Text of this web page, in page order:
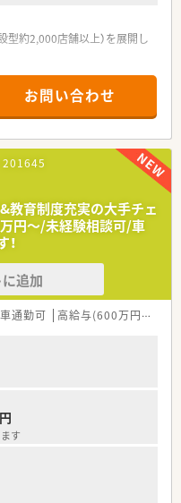
約2,000店舗以上）を展開し
経験の少ない方でも500万前
研修や外部組織と連携した研
躍できるキャリアパスが多
ーや営業部長等のマネジメン
スペシャリストを目指すこ
等の本社スタッフなど活動領
、在宅医療へもしっかりと関
。
バランスが整っています
引制度など嬉しいメリットも
お問い合わせ
201645
教育制度充実の大手チェ
円～/未経験相談可/車
追加
車通勤可 高給与(600万円以上)
す